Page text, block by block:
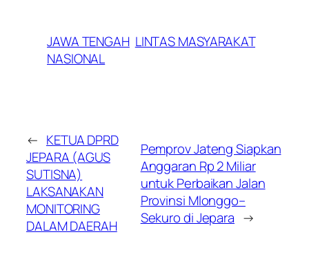
JAWA TENGAH LINTAS MASYARAKAT
NASIONAL
← KETUA DPRD
JEPARA (AGUS
SUTISNA)
LAKSANAKAN
MONITORING
DALAM DAERAH
Pemprov Jateng Siapkan
Anggaran Rp 2 Miliar
untuk Perbaikan Jalan
Provinsi Mlonggo–
Sekuro di Jepara →